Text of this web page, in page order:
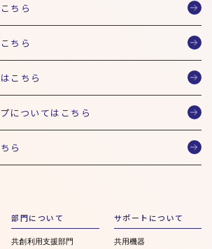
ちら
ちら
こちら
についてはこちら
ら
部門について
共創利用支援部門
サポートについて
共用機器